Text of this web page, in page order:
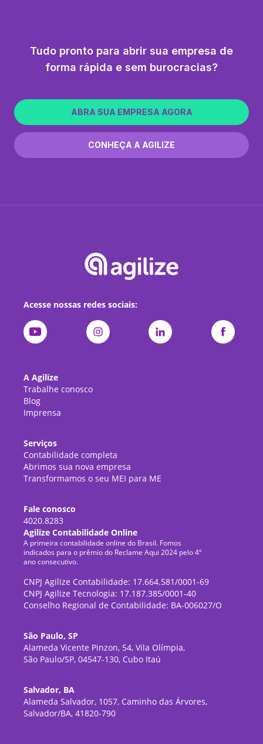
Tudo pronto para abrir sua empresa de
forma rápida e sem burocracias?
ABRA SUA EMPRESA AGORA
CONHEÇA A AGILIZE
Acesse nossas redes sociais:
A Agilize
Trabalhe conosco
Blog
Imprensa
Serviços
Contabilidade completa
Abrimos sua nova empresa
Transformamos o seu MEI para ME
Fale conosco
4020.8283
Agilize Contabilidade Online
A primeira contabilidade online do Brasil. Fomos
indicados para o prêmio do Reclame Aqui 2024 pelo 4º
ano consecutivo.
CNPJ Agilize Contabilidade: 17.664.581/0001-69
CNPJ Agilize Tecnologia: 17.187.385/0001-40
Conselho Regional de Contabilidade: BA-006027/O
São Paulo, SP
Alameda Vicente Pinzon, 54, Vila Olímpia,
São Paulo/SP, 04547-130, Cubo Itaú
Salvador, BA
Alameda Salvador, 1057, Caminho das Árvores,
Salvador/BA, 41820-790